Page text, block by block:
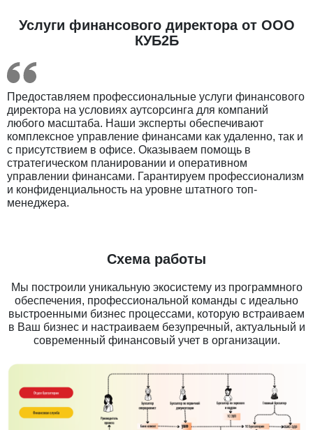
Услуги финансового директора от ООО
КУБ2Б
Предоставляем профессиональные услуги финансового
директора на условиях аутсорсинга для компаний
любого масштаба. Наши эксперты обеспечивают
комплексное управление финансами как удаленно, так и
с присутствием в офисе. Оказываем помощь в
стратегическом планировании и оперативном
управлении финансами. Гарантируем профессионализм
и конфиденциальность на уровне штатного топ-
менеджера.
Схема работы
Мы построили уникальную экосистему из программного
обеспечения, профессиональной команды с идеально
выстроенными бизнес процессами, которую встраиваем
в Ваш бизнес и настраиваем безупречный, актуальный и
современный финансовый учет в организации.